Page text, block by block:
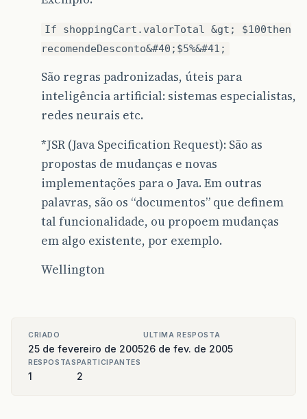
If shoppingCart.valorTotal &gt; $100then
recomendeDesconto&#40;$5%&#41;
São regras padronizadas, úteis para
inteligência artificial: sistemas especialistas,
redes neurais etc.
*JSR (Java Specification Request): São as
propostas de mudanças e novas
implementações para o Java. Em outras
palavras, são os “documentos” que definem
tal funcionalidade, ou propoem mudanças
em algo existente, por exemplo.
Wellington
CRIADO
25 de fevereiro de 2005
ULTIMA RESPOSTA
26 de fev. de 2005
RESPOSTAS
1
PARTICIPANTES
2